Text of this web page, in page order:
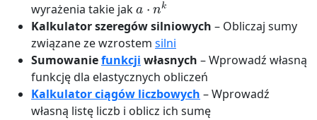
wyrażenia takie jak
Kalkulator szeregów silniowych – Obliczaj sumy
związane ze wzrostem silni
Sumowaniefunkcji własnych – Wprowadź własną
funkcję dla elastycznych obliczeń
Kalkulator ciągów liczbowych – Wprowadź
własną listę liczb i oblicz ich sumę